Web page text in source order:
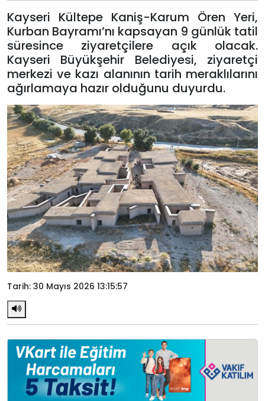
Kayseri Kültepe Kaniş-Karum Ören Yeri,
Kurban Bayramı’nı kapsayan 9 günlük tatil
süresince ziyaretçilere açık olacak.
Kayseri Büyükşehir Belediyesi, ziyaretçi
merkezi ve kazı alanının tarih meraklılarını
ağırlamaya hazır olduğunu duyurdu.
Tarih: 30 Mayıs 2026 13:15:57